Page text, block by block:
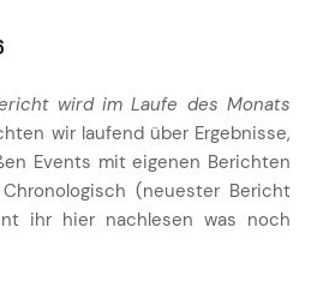
wird im Laufe des Monats
wir laufend über Ergebnisse,
Events mit eigenen Berichten
(neuester Bericht
ihr hier nachlesen was noch